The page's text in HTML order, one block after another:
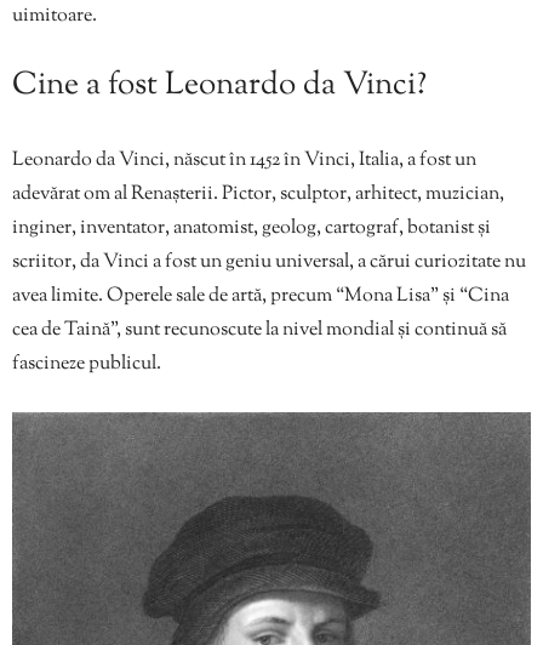
uimitoare.
Cine a fost Leonardo da Vinci?
Leonardo da Vinci, născut în 1452 în Vinci, Italia, a fost un
adevărat om al Renașterii. Pictor, sculptor, arhitect, muzician,
inginer, inventator, anatomist, geolog, cartograf, botanist și
scriitor, da Vinci a fost un geniu universal, a cărui curiozitate nu
avea limite. Operele sale de artă, precum “Mona Lisa” și “Cina
cea de Taină”, sunt recunoscute la nivel mondial și continuă să
fascineze publicul.